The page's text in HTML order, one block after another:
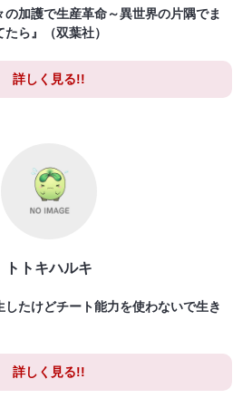
加護で生産革命～異世界の片隅でま
ら』（双葉社）
詳しく見る!!
トトキハルキ
たけどチート能力を使わないで生き
詳しく見る!!